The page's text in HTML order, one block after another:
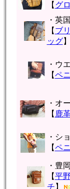
【 グ
・英
【 ブ
ッグ】
・ウ
【ペ
・オ
【 鹿
・シ
【ペ
・豊
【平
チ 】